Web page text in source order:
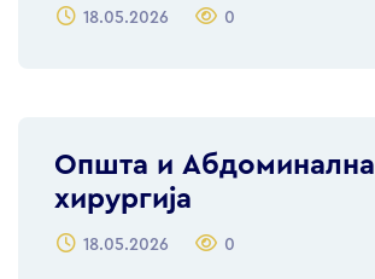
18.05.2026 0
Општа и Абдоминална
хирургија
18.05.2026 0